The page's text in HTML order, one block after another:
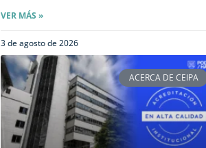
VER MÁS »
3 de agosto de 2026
ACERCA DE CEIPA